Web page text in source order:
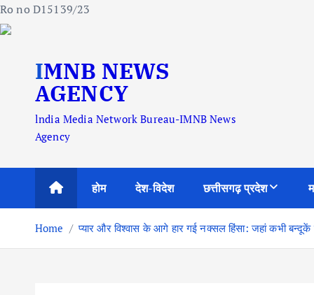
Ro no D15139/23
IMNB NEWS
AGENCY
lndia Media Network Bureau-IMNB News
Agency
होम देश-विदेश छत्तीसगढ़ प्रदेश
Home प्यार और विश्वास के आगे हार गई नक्सल हिंसा: जहां कभी